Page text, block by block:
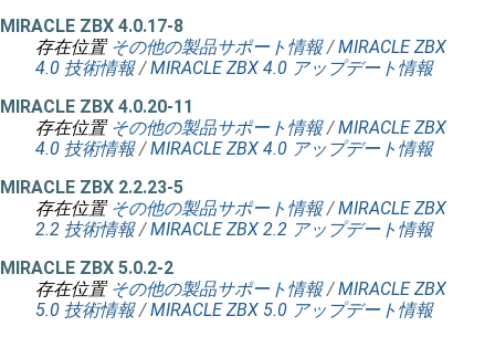
MIRACLE ZBX 4.0.17-8
存在位置 その他の製品サポート情報 /MIRACLE ZBX
4.0 技術情報 /MIRACLE ZBX 4.0 アップデート情報
MIRACLE ZBX 4.0.20-11
存在位置 その他の製品サポート情報 /MIRACLE ZBX
4.0 技術情報 /MIRACLE ZBX 4.0 アップデート情報
MIRACLE ZBX 2.2.23-5
存在位置 その他の製品サポート情報 /MIRACLE ZBX
2.2 技術情報 /MIRACLE ZBX 2.2 アップデート情報
MIRACLE ZBX 5.0.2-2
存在位置 その他の製品サポート情報 /MIRACLE ZBX
5.0 技術情報 /MIRACLE ZBX 5.0 アップデート情報